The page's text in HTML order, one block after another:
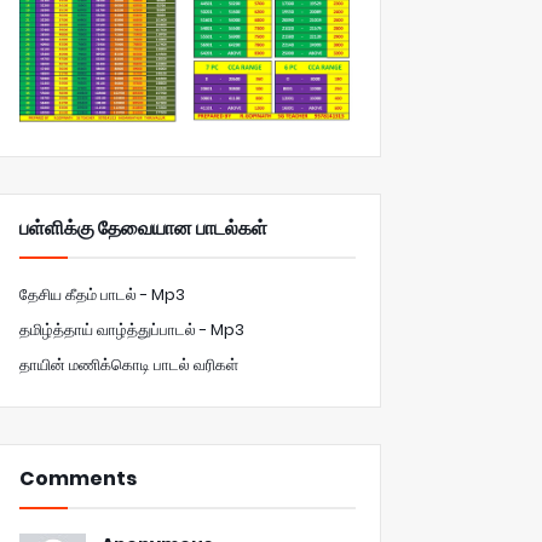
பள்ளிக்கு தேவையான பாடல்கள்
தேசிய கீதம் பாடல் - Mp3
தமிழ்த்தாய் வாழ்த்துப்பாடல் - Mp3
தாயின் மணிக்கொடி பாடல் வரிகள்
Comments